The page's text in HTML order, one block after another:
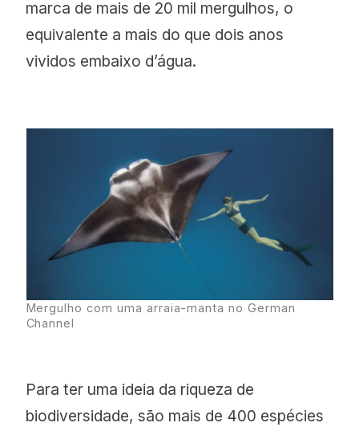
marca de mais de 20 mil mergulhos, o
equivalente a mais do que dois anos
vividos embaixo d’água.
Mergulho com uma arraia-manta no German
Channel
Para ter uma ideia da riqueza de
biodiversidade, são mais de 400 espécies